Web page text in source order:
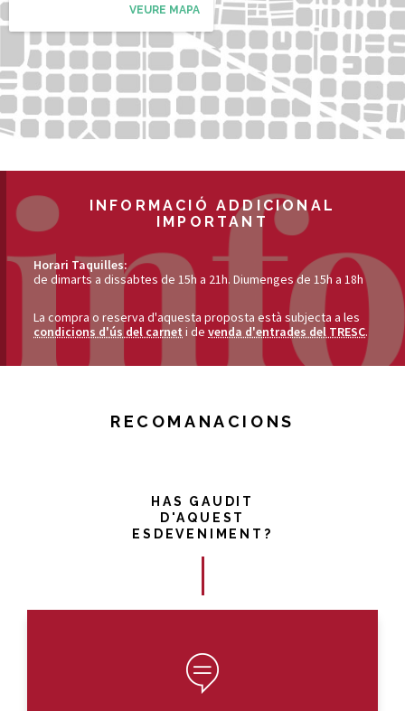
VEURE MAPA
INFORMACIÓ ADDICIONAL
IMPORTANT
Horari Taquilles:
de dimarts a dissabtes de 15h a 21h. Diumenges de 15h a 18h
La compra o reserva d'aquesta proposta està subjecta a les
condicions d'ús del carnet i de venda d'entrades del TRESC.
RECOMANACIONS
HAS GAUDIT
D'AQUEST
ESDEVENIMENT?